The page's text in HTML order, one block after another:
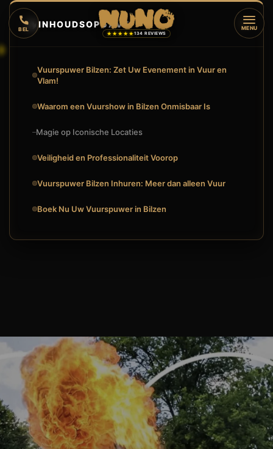
BEL
★★★★★134 REVIEWS
MENU
🔥INHOUDSOPGAVE ▼
Vuurspuwer Bilzen: Zet Uw Evenement in Vuur en
Vlam!
Waarom een Vuurshow in Bilzen Onmisbaar Is
Magie op Iconische Locaties
Veiligheid en Professionaliteit Voorop
Vuurspuwer Bilzen Inhuren: Meer dan alleen Vuur
Boek Nu Uw Vuurspuwer in Bilzen